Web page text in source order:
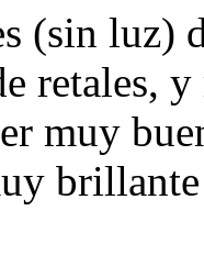
(sin luz)
retales,
muy
brillante